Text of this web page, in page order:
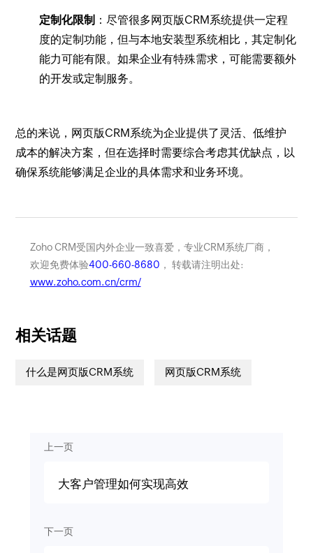
定制化限制 ：尽管很多网页版CRM系统提供一定程
度的定制功能，但与本地安装型系统相比，其定制化
能力可能有限。如果企业有特殊需求，可能需要额外
的开发或定制服务。
总的来说，网页版CRM系统为企业提供了灵活、低维护
成本的解决方案，但在选择时需要综合考虑其优缺点，以
确保系统能够满足企业的具体需求和业务环境。
Zoho CRM受国内外企业一致喜爱，专业CRM系统厂商，
欢迎免费体验400-660-8680 ， 转载请注明出处:
www.zoho.com.cn/crm/
相关话题
什么是网页版CRM系统 网页版CRM系统
上一页
大客户管理如何实现高效
下一页